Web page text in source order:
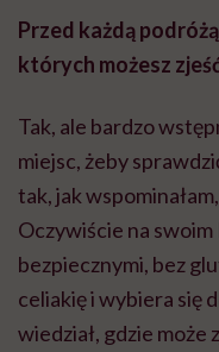
Przed każdą
których możesz
Tak, ale bardzo
miejsc, żeby
tak, jak
Oczywiście na
bezpiecznymi, bez
celiakię i wybiera się
wiedział, gdzie może